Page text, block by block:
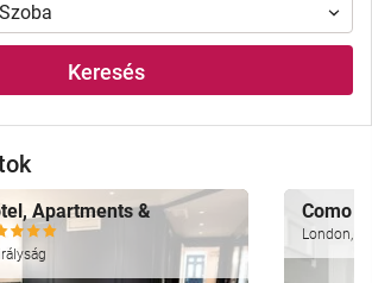
Szoba
Keresés
Apartments &
Como
London,